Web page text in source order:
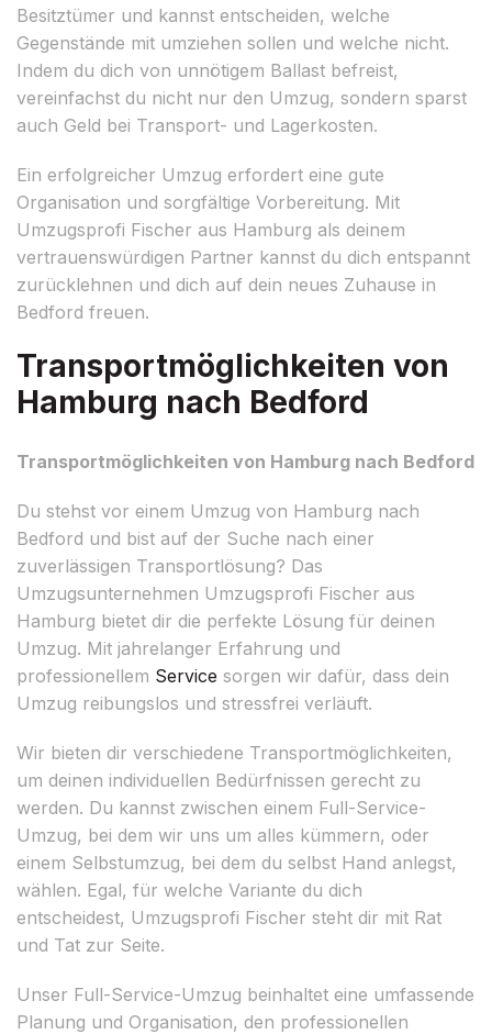
Besitztümer und kannst entscheiden, welche
Gegenstände mit umziehen sollen und welche nicht.
Indem du dich von unnötigem Ballast befreist,
vereinfachst du nicht nur den Umzug, sondern sparst
auch Geld bei Transport- und Lagerkosten.
Ein erfolgreicher Umzug erfordert eine gute
Organisation und sorgfältige Vorbereitung. Mit
Umzugsprofi Fischer aus Hamburg als deinem
vertrauenswürdigen Partner kannst du dich entspannt
zurücklehnen und dich auf dein neues Zuhause in
Bedford freuen.
Transportmöglichkeiten von
Hamburg nach Bedford
Transportmöglichkeiten von Hamburg nach Bedford
Du stehst vor einem Umzug von Hamburg nach
Bedford und bist auf der Suche nach einer
zuverlässigen Transportlösung? Das
Umzugsunternehmen Umzugsprofi Fischer aus
Hamburg bietet dir die perfekte Lösung für deinen
Umzug. Mit jahrelanger Erfahrung und
professionellem Service sorgen wir dafür, dass dein
Umzug reibungslos und stressfrei verläuft.
Wir bieten dir verschiedene Transportmöglichkeiten,
um deinen individuellen Bedürfnissen gerecht zu
werden. Du kannst zwischen einem Full-Service-
Umzug, bei dem wir uns um alles kümmern, oder
einem Selbstumzug, bei dem du selbst Hand anlegst,
wählen. Egal, für welche Variante du dich
entscheidest, Umzugsprofi Fischer steht dir mit Rat
und Tat zur Seite.
Unser Full-Service-Umzug beinhaltet eine umfassende
Planung und Organisation, den professionellen